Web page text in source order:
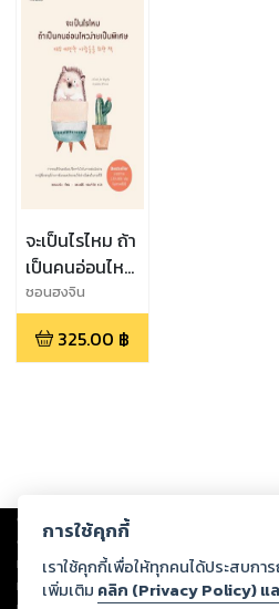
จะเป็นไรไหม ถ้า
เป็นคนอ่อนไหว
ง่ายเป็นพิเศษ
ชอนฮงจิน
325.00 ฿
Copyright © 2026
ต่อผลงานหรือเนื้อหาใดที่อัปโหลดผ่านเว็บไซต์
ทรัพย์สินทางปัญญาของบุคคลอื่นหรือขัดต่อก
ทุกท่านโปรดใช้วิจารณญาณในการกลั่นกรอง
การใช้คุกกี้
เราใช้คุกกี้เพื่อให้ทุกคนได้ประสบก
เพิ่มเติม คลิก (Privacy Policy) แ